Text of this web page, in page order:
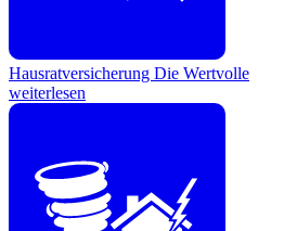
Hausratversicherung Die Wertvolle
weiterlesen